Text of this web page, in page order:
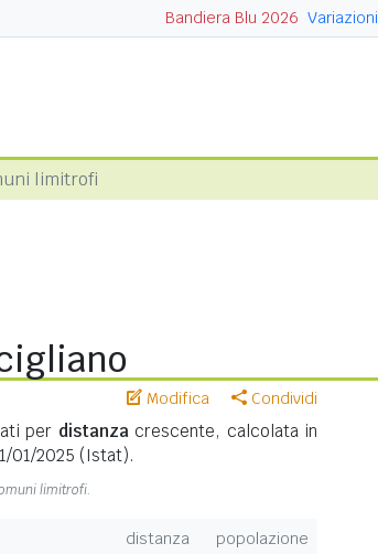
Bandiera Blu 2026 Variazioni
limitrofi
Modifica Condividi
per distanzacrescente, calcolata in
01/2025 (Istat).
limitrofi.
distanza popolazione